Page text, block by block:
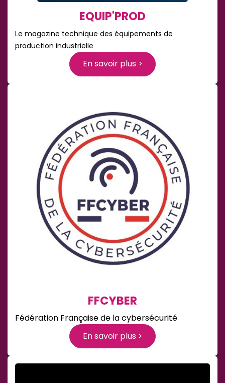
EQUIP'PROD
Le magazine technique des équipements de
production industrielle
En savoir plus >
FFCYBER
Fédération Française de la cybersécurité
En savoir plus >